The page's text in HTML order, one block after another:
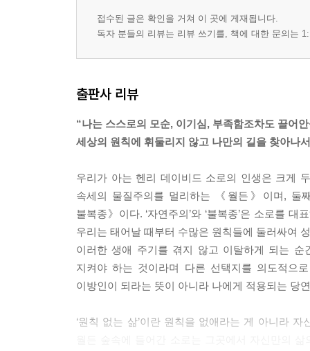
접수된 글은 확인을 거쳐 이 곳에 게재됩니다.
독자 분들의 리뷰는 리뷰 쓰기를, 책에 대한 문의는
출판사 리뷰
“나는 스스로의 모순, 이기심, 부족함조차도 끌어
세상의 원칙에 휘둘리지 않고 나만의 길을 찾아나
우리가 아는 헨리 데이비드 소로의 인생은 크게
속세의 물질주의를 멀리하는 《월든》이며, 둘
불복종》이다. ‘자연주의’와 ‘불복종’은 소로를
우리는 태어날 때부터 수많은 원칙들에 둘러싸여
이러한 생애 주기를 겪지 않고 이탈하게 되는
지켜야 하는 것이라며 다른 선택지를 의도적으
이방인이 되라는 뜻이 아니라 나에게 적용되는 당
‘원칙 없는 삶’이란 원칙을 없애라는 게 아니라